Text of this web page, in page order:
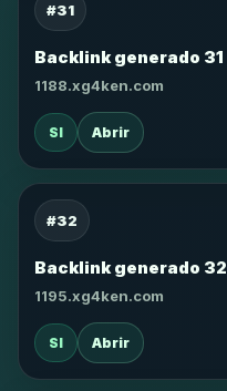
#31
Backlink generado 31
1188.xg4ken.com
SI Abrir
#32
Backlink generado 32
1195.xg4ken.com
SI Abrir